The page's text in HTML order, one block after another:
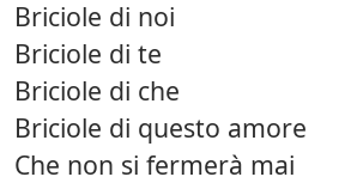
Briciole di noi
Briciole di te
Briciole di che
Briciole di questo amore
Che non si fermerà mai